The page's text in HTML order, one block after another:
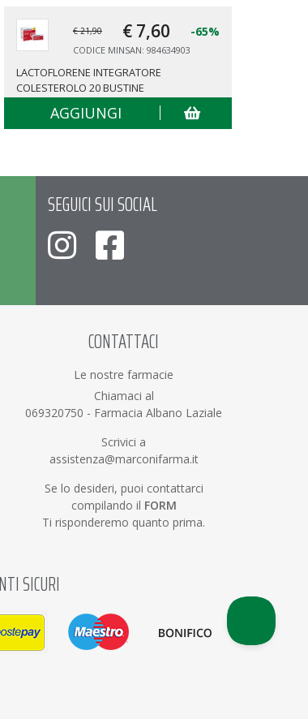
€ 21,90 € 7,60 -65%
CODICE MINSAN: 984634903
LACTOFLORENE INTEGRATORE
COLESTEROLO 20 BUSTINE
AGGIUNGI
SEGUICI SUI SOCIAL
CONTATTACI
Le nostre farmacie
Chiamaci al
069320750 - Farmacia Albano Laziale
Scrivici a
assistenza@marconifarma.it
Se lo desideri, puoi contattarci
compilando il FORM
Ti risponderemo quanto prima.
SICURI